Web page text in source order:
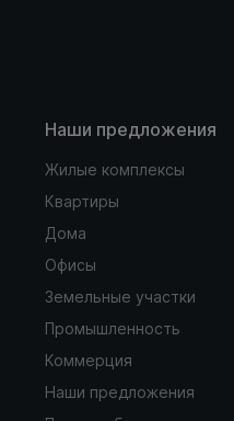
Наши предложения
Жилые комплексы
Квартиры
Дома
Офисы
Земельные участки
Промышленность
Коммерция
Наши предложения